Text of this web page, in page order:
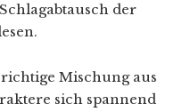
der
Mischung aus
sich spannend